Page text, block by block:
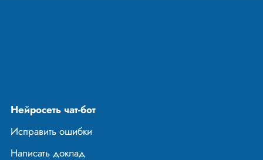
Нейросеть чат-бот
Исправить ошибки
Написать доклад